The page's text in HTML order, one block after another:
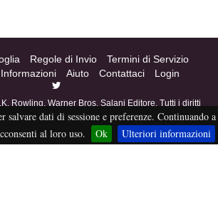
Regole di Invio
Termini di Servizio
Informazioni Aiuto Contattaci Login
Rowling, Warner Bros, Salani Editore. Tutti i diritti
© 2004-2016. Questo sito non è a scopo di lucro,
contenuti sono stati creati per puro divertimento, e
autori, non pubblicabili altrove senza esplicito
salvare dati di sessione e preferenze. Continuando a
al loro uso.
Ok Ulteriori informazioni